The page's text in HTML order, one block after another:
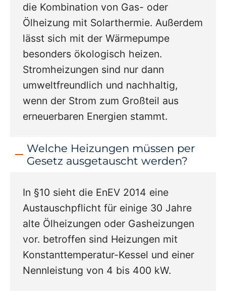
die Kombination von Gas- oder
Ölheizung mit Solarthermie. Außerdem
lässt sich mit der Wärmepumpe
besonders ökologisch heizen.
Stromheizungen sind nur dann
umweltfreundlich und nachhaltig,
wenn der Strom zum Großteil aus
erneuerbaren Energien stammt.
Welche Heizungen müssen per
Gesetz ausgetauscht werden?
In §10 sieht die EnEV 2014 eine
Austauschpflicht für einige 30 Jahre
alte Ölheizungen oder Gasheizungen
vor. betroffen sind Heizungen mit
Konstanttemperatur-Kessel und einer
Nennleistung von 4 bis 400 kW.